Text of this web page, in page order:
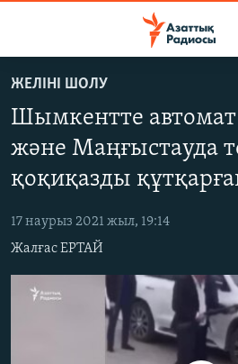
to
content
to
Navigation
Skip
to
Search
САЯСАТ
AZATTYQTV
ҚАҢТАР ОҚИҒАСЫ
АДАМ ҚҰҚЫҚТАРЫ
ӘЛЕУМЕТ
ӘЛЕМ
АРНАЙЫ ЖОБАЛАР
ЖЕЛІНІ ШОЛУ
Шымкентте
және Маңғыстауда
қоқиқазды
17 наурыз 2021 жыл, 19:14
Жалғас ЕРТАЙ